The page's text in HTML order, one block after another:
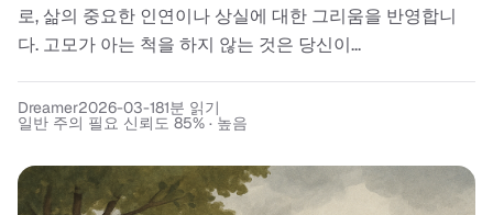
로, 삶의 중요한 인연이나 상실에 대한 그리움을 반영합니
다. 고모가 아는 척을 하지 않는 것은 당신이...
Dreamer2026-03-181분 읽기
일반 주의 필요 신뢰도 85% · 높음